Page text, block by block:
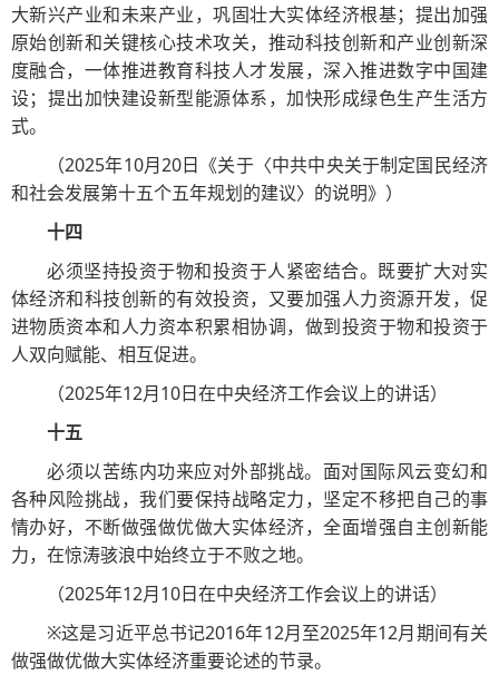
大新兴产业和未来产业，巩固壮大实体经济根基；提出加强
原始创新和关键核心技术攻关，推动科技创新和产业创新深
度融合，一体推进教育科技人才发展，深入推进数字中国建
设；提出加快建设新型能源体系，加快形成绿色生产生活方
式。
（2025年10月20日《关于〈中共中央关于制定国民经济
和社会发展第十五个五年规划的建议〉的说明》）
十四
必须坚持投资于物和投资于人紧密结合。既要扩大对实
体经济和科技创新的有效投资，又要加强人力资源开发，促
进物质资本和人力资本积累相协调，做到投资于物和投资于
人双向赋能、相互促进。
（2025年12月10日在中央经济工作会议上的讲话）
十五
必须以苦练内功来应对外部挑战。面对国际风云变幻和
各种风险挑战，我们要保持战略定力，坚定不移把自己的事
情办好，不断做强做优做大实体经济，全面增强自主创新能
力，在惊涛骇浪中始终立于不败之地。
（2025年12月10日在中央经济工作会议上的讲话）
※这是习近平总书记2016年12月至2025年12月期间有关
做强做优做大实体经济重要论述的节录。